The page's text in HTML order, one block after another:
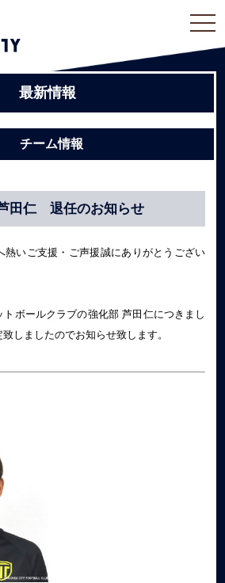
最新情報
チーム情報
田仁 退任のお知らせ
熱いご支援・ご声援誠にありがとうござい
ボールクラブの強化部 芦田仁につきまし
しましたのでお知らせ致します。